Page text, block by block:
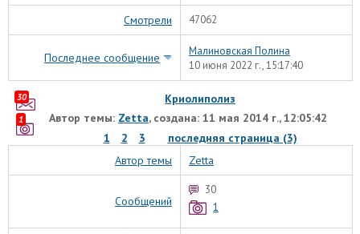
Смотрели 47062
Последнее сообщение
Малиновская Полина
10 июня 2022 г., 15:17:40
Криолиполиз
Автор темы: Zetta, создана: 11 мая 2014 г., 12:05:42
1
2 3 последняя страница (3)
30
1
Автор темы Zetta
Сообщений
30
1